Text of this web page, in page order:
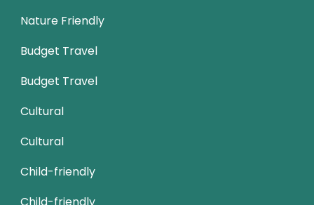
Nature Friendly
Budget Travel
Budget Travel
Cultural
Cultural
Child-friendly